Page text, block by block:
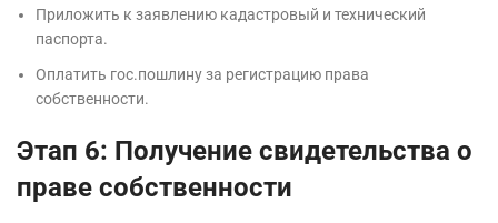
Приложить к заявлению кадастровый и технический
паспорта.
Оплатить гос.пошлину за регистрацию права
собственности.
Этап 6: Получение свидетельства о
праве собственности